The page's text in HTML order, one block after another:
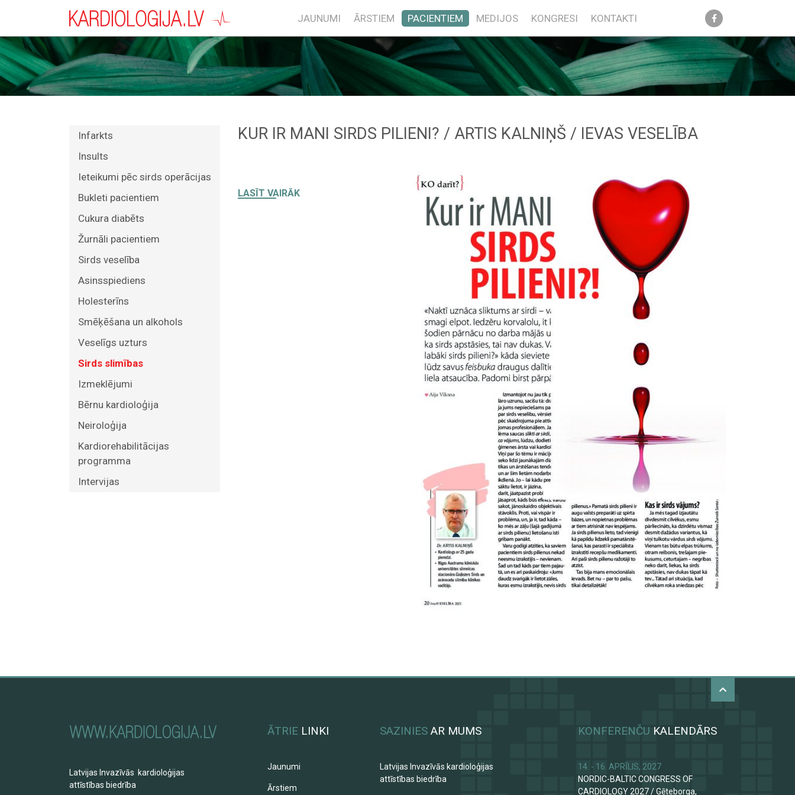
JAUNUMI ĀRSTIEM PACIENTIEM MEDIJOS KONGRESI KONTAKTI
Infarkts
Insults
Ieteikumi pēc sirds operācijas
Bukleti pacientiem
Cukura diabēts
Žurnāli pacientiem
Sirds veselība
Asinsspiediens
Holesterīns
Smēķēšana un alkohols
Veselīgs uzturs
Sirds slimības
Izmeklējumi
Bērnu kardioloģija
Neiroloģija
Kardiorehabilitācijas
programma
Intervijas
KUR IR MANI SIRDS PILIENI? / ARTIS KALNIŅŠ / IEVAS VESELĪBA
LASĪT VAIRĀK
KONFERENČU KALENDĀRS
14. - 16. APRĪLIS, 2027
NORDIC-BALTIC CONGRESS OF
CARDIOLOGY 2027/Gēteborga,
ĀTRIE LINKI
Jaunumi
Ārstiem
SAZINIES AR MUMS
Latvijas Invazīvās kardioloģijas
attīstības biedrība
Latvijas Invazīvās kardioloģijas
attīstības biedrība